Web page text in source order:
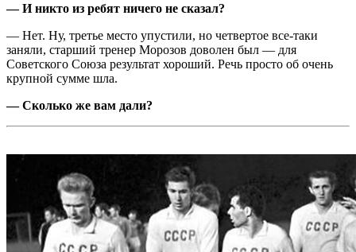
— И никто из ребят ничего не сказал?
— Нет. Ну, третье место упустили, но четвертое все-таки
заняли, старший тренер Морозов доволен был — для
Советского Союза результат хороший. Речь просто об очень
крупной сумме шла.
— Сколько же вам дали?